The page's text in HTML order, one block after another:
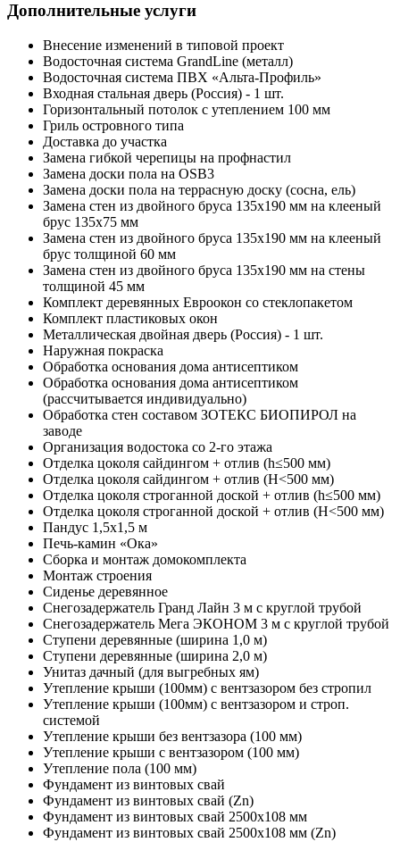
Дополнительные услуги
Внесение изменений в типовой проект
Водосточная система GrandLine (металл)
Водосточная система ПВХ «Альта-Профиль»
Входная стальная дверь (Россия) - 1 шт.
Горизонтальный потолок с утеплением 100 мм
Гриль островного типа
Доставка до участка
Замена гибкой черепицы на профнастил
Замена доски пола на OSB3
Замена доски пола на террасную доску (сосна, ель)
Замена стен из двойного бруса 135х190 мм на клееный
брус 135х75 мм
Замена стен из двойного бруса 135х190 мм на клееный
брус толщиной 60 мм
Замена стен из двойного бруса 135х190 мм на стены
толщиной 45 мм
Комплект деревянных Евроокон со стеклопакетом
Комплект пластиковых окон
Металлическая двойная дверь (Россия) - 1 шт.
Наружная покраска
Обработка основания дома антисептиком
Обработка основания дома антисептиком
(рассчитывается индивидуально)
Обработка стен составом ЗОТЕКС БИОПИРОЛ на
заводе
Организация водостока со 2-го этажа
Отделка цоколя сайдингом + отлив (h≤500 мм)
Отделка цоколя сайдингом + отлив (Н<500 мм)
Отделка цоколя строганной доской + отлив (h≤500 мм)
Отделка цоколя строганной доской + отлив (Н<500 мм)
Пандус 1,5х1,5 м
Печь-камин «Ока»
Сборка и монтаж домокомплекта
Монтаж строения
Сиденье деревянное
Снегозадержатель Гранд Лайн 3 м с круглой трубой
Снегозадержатель Мега ЭКОНОМ 3 м с круглой трубой
Ступени деревянные (ширина 1,0 м)
Ступени деревянные (ширина 2,0 м)
Унитаз дачный (для выгребных ям)
Утепление крыши (100мм) с вентзазором без стропил
Утепление крыши (100мм) с вентзазором и строп.
системой
Утепление крыши без вентзазора (100 мм)
Утепление крыши с вентзазором (100 мм)
Утепление пола (100 мм)
Фундамент из винтовых свай
Фундамент из винтовых свай (Zn)
Фундамент из винтовых свай 2500х108 мм
Фундамент из винтовых свай 2500х108 мм (Zn)